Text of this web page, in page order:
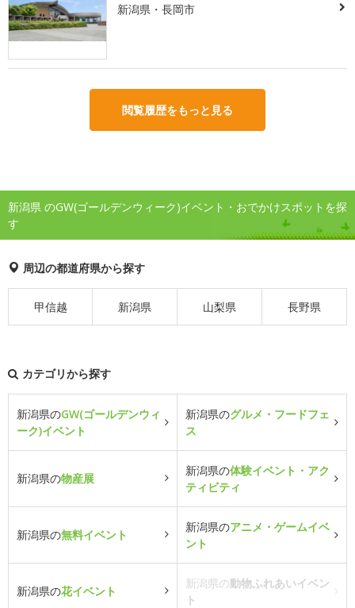
新潟県・長岡市
閲覧履歴をもっと見る
新潟県 のGW(ゴールデンウィーク)イベント・おでかけスポットを探
す
周辺の都道府県から探す
甲信越 新潟県 山梨県 長野県
カテゴリから探す
新潟県のGW(ゴールデンウィ
ーク)イベント
新潟県のグルメ・フードフェ
ス
新潟県の物産展
新潟県の体験イベント・アク
ティビティ
新潟県の無料イベント
新潟県のアニメ・ゲームイベ
ント
新潟県の花イベント
新潟県の動物ふれあいイベン
ト